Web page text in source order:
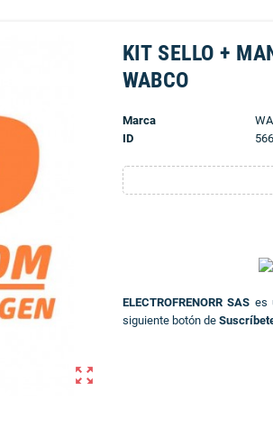
zoom_out_map
KIT SELLO +
WABCO
Marca
ID
ELECTROFRENORR SAS es
siguiente botón de